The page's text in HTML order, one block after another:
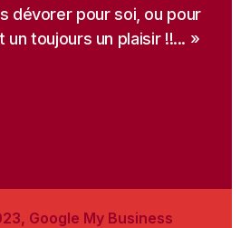
dévorer pour soi, ou pour
toujours un plaisir !!... »
Google My Business